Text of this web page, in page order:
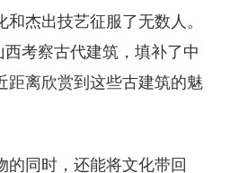
杰出技艺征服了无数人。
考察古代建筑，填补了中
距离欣赏到这些古建筑的魅
的同时，还能将文化带回